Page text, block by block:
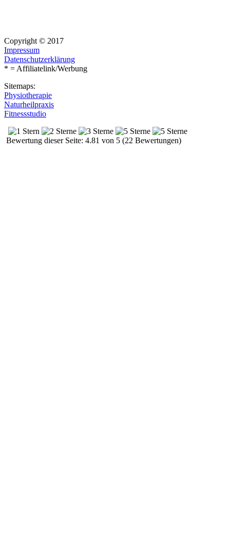
Copyright © 2017
Impressum
Datenschutzerklärung
* = Affiliatelink/Werbung
Sitemaps:
Physiotherapie
Naturheilpraxis
Fitnessstudio
Bewertung dieser Seite: 4.81 von 5 (22 Bewertungen)